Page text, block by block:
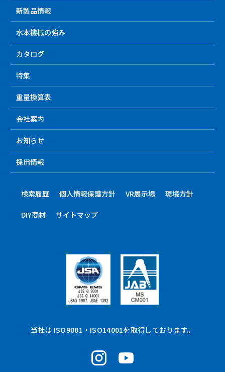
新製品情報
水本機械の強み
カタログ
特集
重量換算表
会社案内
お知らせ
採用情報
検索履歴 個人情報保護方針 VR展示場 環境方針
DIY商材 サイトマップ
当社は ISO9001・ISO14001を取得しております。